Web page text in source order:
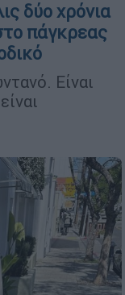
δύο χρόνια
πάγκρεας
Είναι